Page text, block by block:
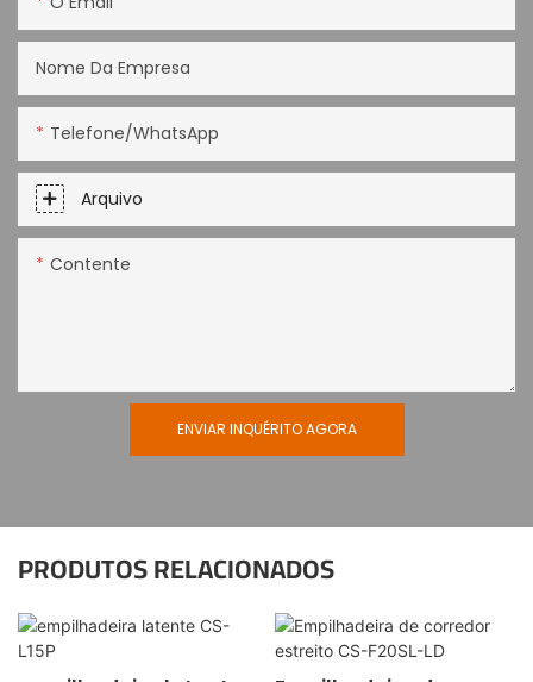
Nome Da Empresa
Telefone/WhatsApp
Arquivo
Contente
ENVIAR INQUÉRITO AGORA
PRODUTOS RELACIONADOS